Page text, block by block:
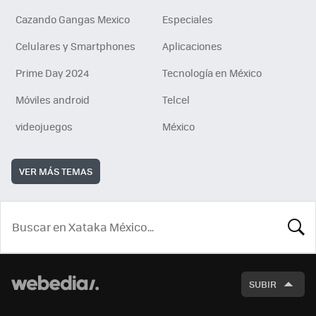
Cazando Gangas Mexico
Especiales
Celulares y Smartphones
Aplicaciones
Prime Day 2024
Tecnología en México
Móviles android
Telcel
videojuegos
México
VER MÁS TEMAS
SUBIR